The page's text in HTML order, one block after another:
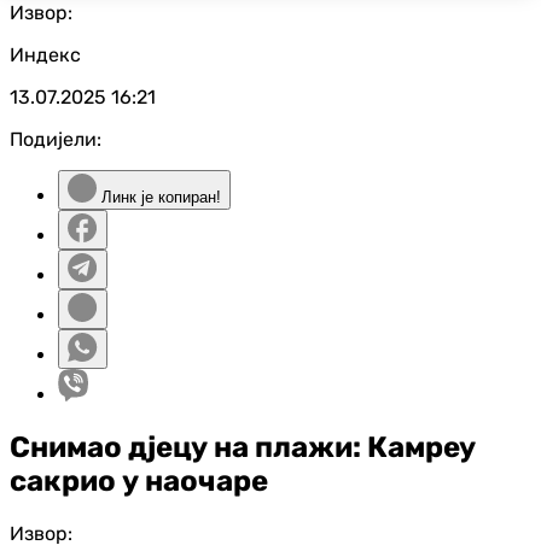
Извор:
Индекс
13.07.2025 16:21
Подијели:
Линк је копиран!
Снимао дјецу на плажи: Камреу
сакрио у наочаре
Извор: